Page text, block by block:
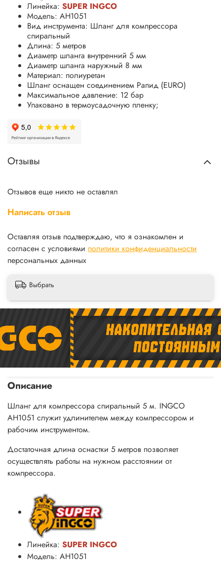
Линейка: SUPER INGCO
Модель: AH1051
Вид инструмента: Шланг для компрессора
спиральный
Длина: 5 метров
Диаметр шланга внутренний 5 мм
Диаметр шланга наружный 8 мм
Материал: полиуретан
Шланг оснащен соединением Рапид (EURO)
Максимальное давление: 12 бар
Упаковано в термоусадочную пленку;
Отзывы
Отзывов еще никто не оставлял
Написать отзыв
Оставляя отзыв подтверждаю, что я ознакомлен и
согласен с условиями политики конфиденциальности
персональных данных
Выбрать
Описание
Шланг для компрессора спиральный 5 м. INGCO
AH1051 служит удлинителем между компрессором и
рабочим инструментом.
Достаточная длина оснастки 5 метров позволяет
осуществлять работы на нужном расстоянии от
компрессора.
Линейка: SUPER INGCO
Модель: AH1051